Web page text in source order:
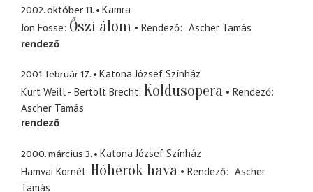
2002. október 11.
Kamra
Jon Fosse Őszi álom Rendező
Ascher Tamás
rendező
2001. február 17.
Katona József Színház
Kurt Weill - Bertolt Brecht Koldusopera
Rendező
Ascher Tamás
rendező
2000. március 3.
Katona József Színház
Hamvai Kornél Hóhérok hava Rendező
Ascher
Tamás